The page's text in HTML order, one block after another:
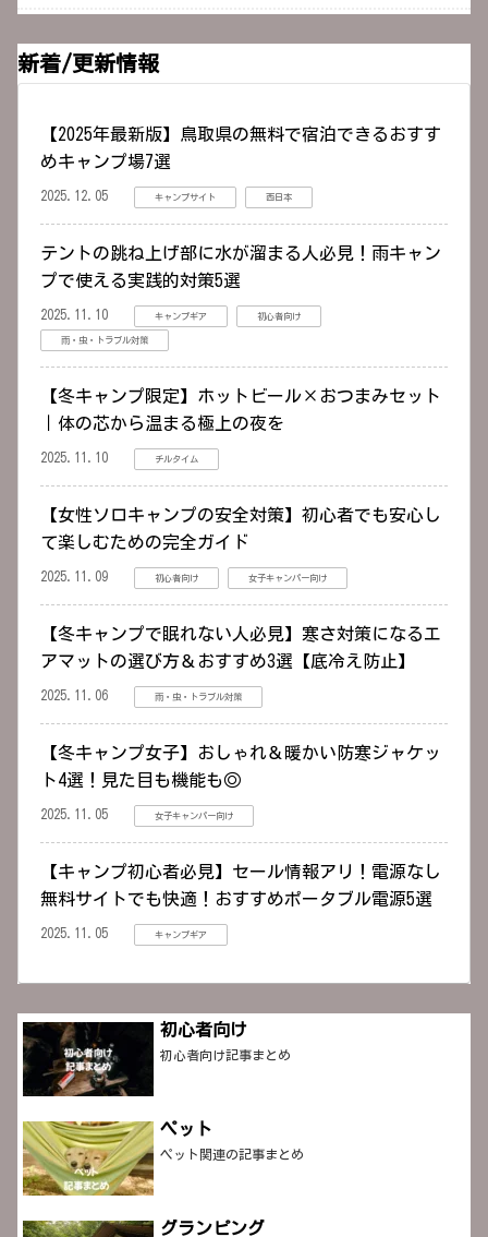
新着/更新情報
【2025年最新版】鳥取県の無料で宿泊できるおすす
めキャンプ場7選
2025.12.05 キャンプサイト 西日本
テントの跳ね上げ部に水が溜まる人必見！雨キャン
プで使える実践的対策5選
2025.11.10 キャンプギア 初心者向け
雨・虫・トラブル対策
【冬キャンプ限定】ホットビール×おつまみセット
｜体の芯から温まる極上の夜を
2025.11.10 チルタイム
【女性ソロキャンプの安全対策】初心者でも安心し
て楽しむための完全ガイド
2025.11.09 初心者向け 女子キャンパー向け
【冬キャンプで眠れない人必見】寒さ対策になるエ
アマットの選び方＆おすすめ3選【底冷え防止】
2025.11.06 雨・虫・トラブル対策
【冬キャンプ女子】おしゃれ＆暖かい防寒ジャケッ
ト4選！見た目も機能も◎
2025.11.05 女子キャンパー向け
【キャンプ初心者必見】セール情報アリ！電源なし
無料サイトでも快適！おすすめポータブル電源5選
2025.11.05 キャンプギア
初心者向け
初心者向け記事まとめ
ペット
ペット関連の記事まとめ
グランピング